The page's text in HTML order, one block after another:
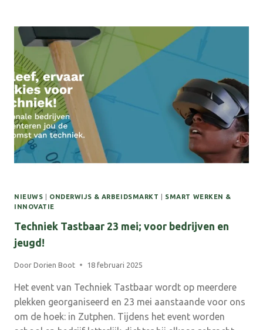
INDUSTRY
19
MAART
NIEUWS ONDERWIJS & ARBEIDSMARKT
SMART WERKEN &
INNOVATIE
Techniek Tastbaar 23 mei; voor bedrijven en
jeugd!
Door Dorien Boot 18 februari 2025
Het event van Techniek Tastbaar wordt op meerdere
plekken georganiseerd en 23 mei aanstaande voor ons
om de hoek: in Zutphen. Tijdens het event worden